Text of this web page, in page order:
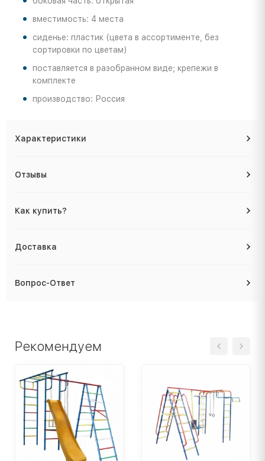
вместимость: 4 места
сиденье: пластик (цвета в ассортименте, без
сортировки по цветам)
поставляется в разобранном виде; крепежи в
комплекте
производство: Россия
Характеристики
Отзывы
Как купить?
Доставка
Вопрос-Ответ
Рекомендуем